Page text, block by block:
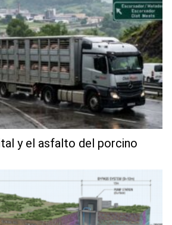
y el asfalto del porcino